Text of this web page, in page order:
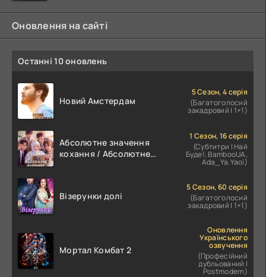
Оновлення на сайті
Останні 10 оновлень
Новий Амстердам
5 Сезон, 4 серія
(Багатоголосий
закадровий | 1+1)
Абсолютне значення
кохання / Абсолютне
1 Сезон, 16 серія
(Субтитри | Най
Буде!, BambooUA,
Ada_Ya.Yaoi)
Візерунки долі
5 Сезон, 60 серія
(Багатоголосий
закадровий | 1+1)
Мортал Комбат 2
Оновлення
Українського
озвучення
(Професійний
дубльований |
Postmodern)